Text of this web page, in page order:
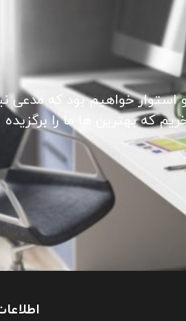
استوار خواهیم بود که مدعی
که بهترین ها ما را برگزیده